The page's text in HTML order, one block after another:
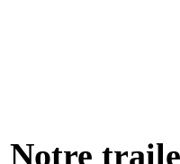
Notre